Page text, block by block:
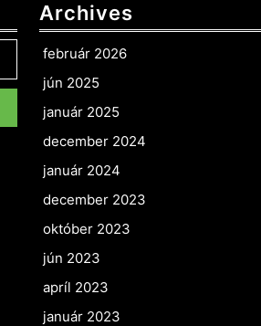
Archives
február 2026
jún 2025
január 2025
december 2024
január 2024
december 2023
október 2023
jún 2023
apríl 2023
január 2023